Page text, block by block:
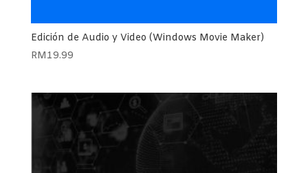
Edición de Audio y Video (Windows Movie Maker)
RM19.99